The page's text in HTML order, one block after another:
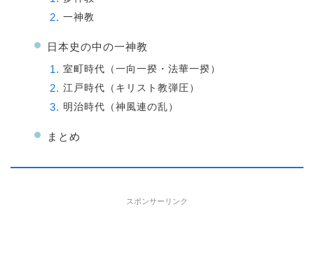
一神教
日本史の中の一神教
室町時代（一向一揆・法華一揆）
江戸時代（キリスト教弾圧）
明治時代（神風連の乱）
まとめ
スポンサーリンク